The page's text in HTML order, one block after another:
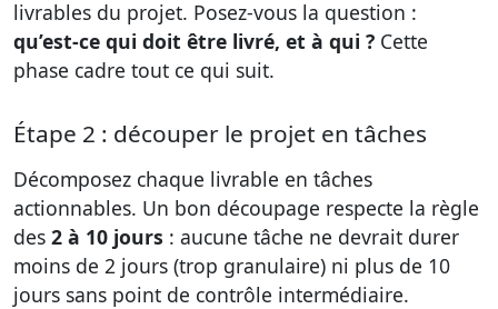
livrables du projet. Posez-vous la question :
qu’est-ce qui doit être livré, et à qui ? Cette
phase cadre tout ce qui suit.
Étape 2 : découper le projet en tâches
Décomposez chaque livrable en tâches
actionnables. Un bon découpage respecte la règle
des 2 à 10 jours : aucune tâche ne devrait durer
moins de 2 jours (trop granulaire) ni plus de 10
jours sans point de contrôle intermédiaire.